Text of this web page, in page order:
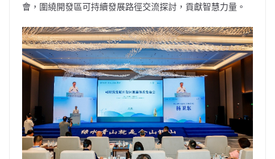
會，圍繞開發區可持續發展路徑交流探討，貢獻智慧力量。